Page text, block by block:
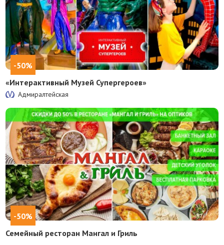
-50%
«Интерактивный Музей Супергероев»
Адмиралтейская
-50%
Семейный ресторан Мангал и Гриль